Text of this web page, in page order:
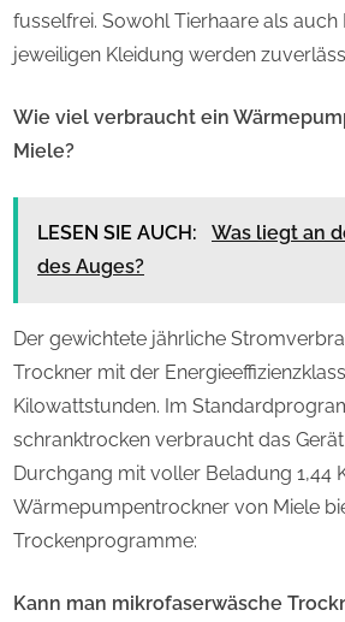
fusselfrei. Sowohl Tierhaare als auch
jeweiligen Kleidung werden
Wie viel verbraucht ein
Miele?
LESEN SIE AUCH:
Was liegt an
des Auges?
Der gewichtete jährliche
Trockner mit der
Kilowattstunden. Im
schranktrocken verbraucht das
Durchgang mit voller Beladung 1,44
Wärmepumpentrockner von Miele
Trockenprogramme:
Kann man mikrofaserwäsche